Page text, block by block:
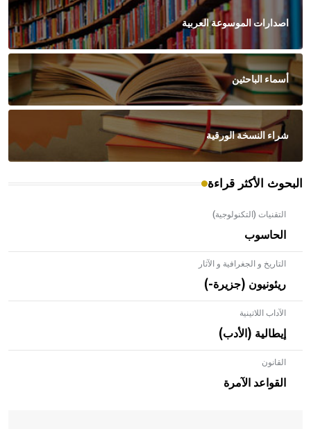
اصدارات الموسوعة العربية
أسماء الباحثين
شراء النسخة الورقية
البحوث الأكثر قراءة
التقنيات (التكنولوجية)
الحاسوب
التاريخ و الجغرافية و الآثار
ريئونيون (جزيرة-)
الآداب اللاتينية
إيطالية (الأدب)
القانون
القواعد الآمرة
- هل تعلم أن الأبلق نوع من الفنون الهندسية التي ارتبطت
بالعمارة الإسلامية في بلاد الشام ومصر خاصة، حيث يحرص
المعمار على بناء مداميكه وخاصة في الواجهات